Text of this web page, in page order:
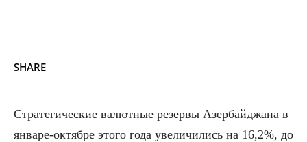
SHARE
Стратегические валютные резервы Азербайджана в
январе-октябре этого года увеличились на 16,2%, до